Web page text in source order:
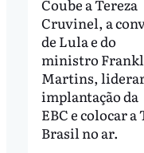
Coube a Tereza
Cruvinel, a
de Lula e do
ministro
Martins,
implantação da
EBC e colocar a
Brasil no ar.